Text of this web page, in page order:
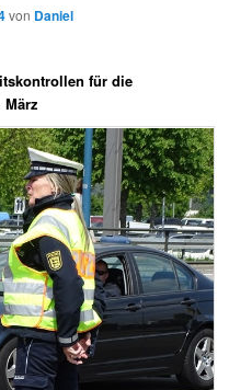
von Daniel
für die